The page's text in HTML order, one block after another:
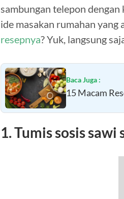
sambungan telepon
ide masakan rumahan yang
resepnya? Yuk, langsung
Baca Juga :
15 Macam
1. Tumis sosis sawi